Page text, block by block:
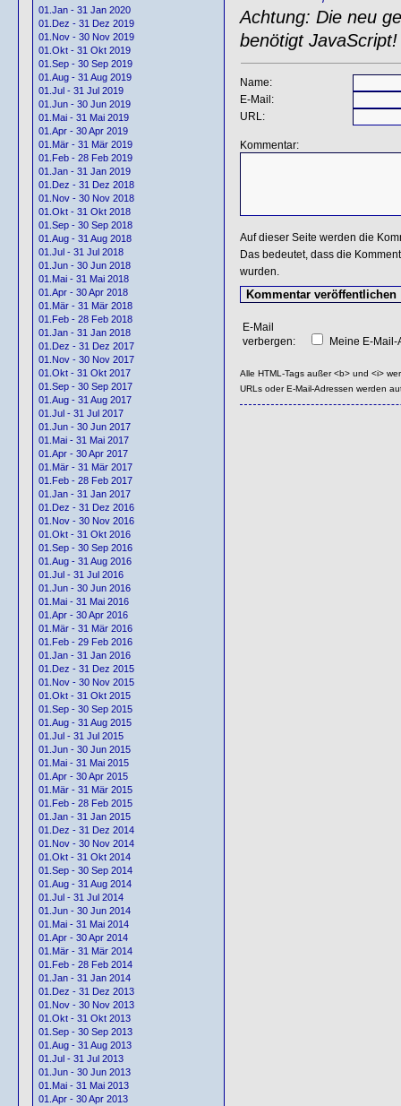
01.Jan - 31 Jan 2020
01.Dez - 31 Dez 2019
01.Nov - 30 Nov 2019
01.Okt - 31 Okt 2019
01.Sep - 30 Sep 2019
01.Aug - 31 Aug 2019
01.Jul - 31 Jul 2019
01.Jun - 30 Jun 2019
01.Mai - 31 Mai 2019
01.Apr - 30 Apr 2019
01.Mär - 31 Mär 2019
01.Feb - 28 Feb 2019
01.Jan - 31 Jan 2019
01.Dez - 31 Dez 2018
01.Nov - 30 Nov 2018
01.Okt - 31 Okt 2018
01.Sep - 30 Sep 2018
01.Aug - 31 Aug 2018
01.Jul - 31 Jul 2018
01.Jun - 30 Jun 2018
01.Mai - 31 Mai 2018
01.Apr - 30 Apr 2018
01.Mär - 31 Mär 2018
01.Feb - 28 Feb 2018
01.Jan - 31 Jan 2018
01.Dez - 31 Dez 2017
01.Nov - 30 Nov 2017
01.Okt - 31 Okt 2017
01.Sep - 30 Sep 2017
01.Aug - 31 Aug 2017
01.Jul - 31 Jul 2017
01.Jun - 30 Jun 2017
01.Mai - 31 Mai 2017
01.Apr - 30 Apr 2017
01.Mär - 31 Mär 2017
01.Feb - 28 Feb 2017
01.Jan - 31 Jan 2017
01.Dez - 31 Dez 2016
01.Nov - 30 Nov 2016
01.Okt - 31 Okt 2016
01.Sep - 30 Sep 2016
01.Aug - 31 Aug 2016
01.Jul - 31 Jul 2016
01.Jun - 30 Jun 2016
01.Mai - 31 Mai 2016
01.Apr - 30 Apr 2016
01.Mär - 31 Mär 2016
01.Feb - 29 Feb 2016
01.Jan - 31 Jan 2016
01.Dez - 31 Dez 2015
01.Nov - 30 Nov 2015
01.Okt - 31 Okt 2015
01.Sep - 30 Sep 2015
01.Aug - 31 Aug 2015
01.Jul - 31 Jul 2015
01.Jun - 30 Jun 2015
01.Mai - 31 Mai 2015
01.Apr - 30 Apr 2015
01.Mär - 31 Mär 2015
01.Feb - 28 Feb 2015
01.Jan - 31 Jan 2015
01.Dez - 31 Dez 2014
01.Nov - 30 Nov 2014
01.Okt - 31 Okt 2014
01.Sep - 30 Sep 2014
01.Aug - 31 Aug 2014
01.Jul - 31 Jul 2014
01.Jun - 30 Jun 2014
01.Mai - 31 Mai 2014
01.Apr - 30 Apr 2014
01.Mär - 31 Mär 2014
01.Feb - 28 Feb 2014
01.Jan - 31 Jan 2014
01.Dez - 31 Dez 2013
01.Nov - 30 Nov 2013
01.Okt - 31 Okt 2013
01.Sep - 30 Sep 2013
01.Aug - 31 Aug 2013
01.Jul - 31 Jul 2013
01.Jun - 30 Jun 2013
01.Mai - 31 Mai 2013
01.Apr - 30 Apr 2013
Achtung: Die neu
benötigt JavaScript!
Name:
E-Mail:
URL:
Kommentar:
Auf dieser Seite werden die
Das bedeutet, dass die
wurden.
E-Mail
verbergen:
Meine E-
Alle HTML-Tags außer <b> und <i>
URLs oder E-Mail-Adressen werden